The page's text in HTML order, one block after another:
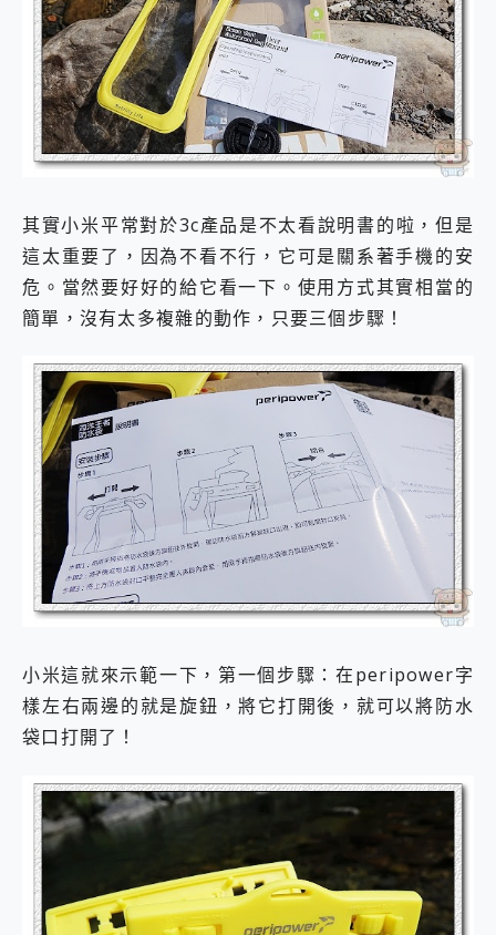
其實小米平常對於3c產品是不太看說明書的啦，但是
這太重要了，因為不看不行，它可是關系著手機的安
危。當然要好好的給它看一下。使用方式其實相當的
簡單，沒有太多複雜的動作，只要三個步驟！
小米這就來示範一下，第一個步驟：在peripower字
樣左右兩邊的就是旋鈕，將它打開後，就可以將防水
袋口打開了！